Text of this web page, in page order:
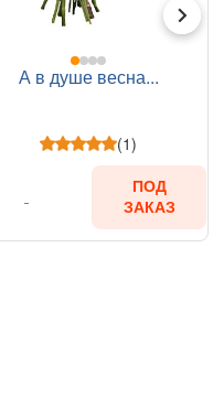
А в душе весна...
(1)
ПОД
ЗАКАЗ